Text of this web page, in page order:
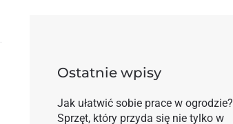
Ostatnie wpisy
Jak ułatwić sobie prace w ogrodzie?
Sprzęt, który przyda się nie tylko w